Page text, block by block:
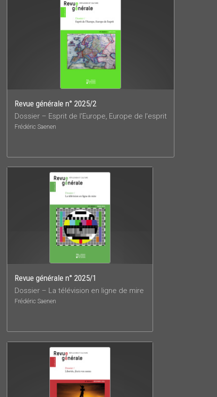
Revue générale n° 2025/2
Dossier – Esprit de l'Europe, Europe de l'esprit
Frédéric Saenen
Revue générale n° 2025/1
Dossier – La télévision en ligne de mire
Frédéric Saenen